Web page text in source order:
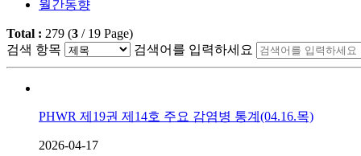
월간동향
Total : 279 (3 / 19 Page)
검색 항목
검색어를 입력하세요
PHWR 제19권 제14호 주요 감염병 통계(04.16.목)
2026-04-17